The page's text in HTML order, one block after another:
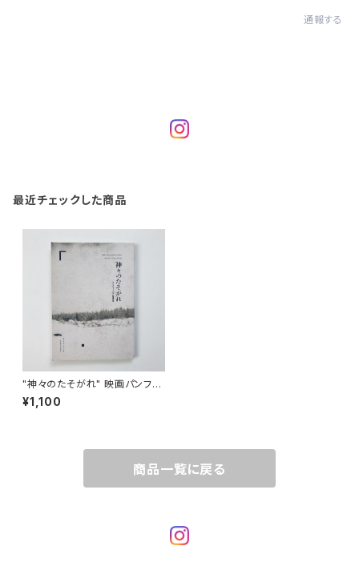
通報する
最近チェックした商品
"神々のたそがれ" 映画パンフレ
ット
¥1,100
商品一覧に戻る